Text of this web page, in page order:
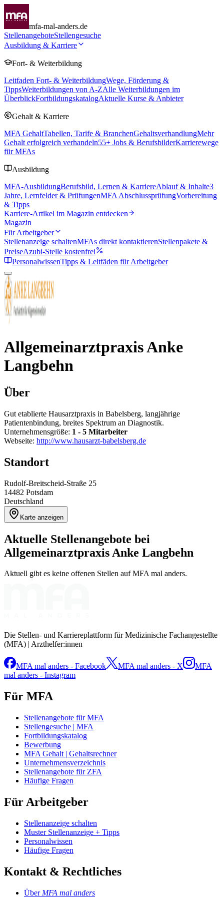
mfa-mal-anders.de
StellenangeboteStellengesuche
Ausbildung & Karriere
Fort- & Weiterbildung
Leitfaden Fort- & WeiterbildungWege, Förderung &
TippsWeiterbildungen von A-ZAlle Weiterbildungen im
ÜberblickFortbildungskatalogAktuelle Kurse & Anbieter
Gehalt & Karriere
MFA GehaltTabellen, Tarife & BranchenGehaltsverhandlungMehr
Gehalt erfolgreich verhandeln55+ Jobs & BerufsbilderKarrierewege
für MFAs
Ausbildung
MFA-AusbildungBerufsbild, Lernen & KarriereAblauf & Inhalte3
Jahre, Lernfelder & PrüfungenMFA AbschlussprüfungVorbereitung
& Tipps
Karriere-Artikel im Magazin entdecken
Magazin
Für Arbeitgeber
Stellenanzeige schaltenMFAs direkt kontaktierenStellenpakete &
PreiseAzubi-Stelle kostenfrei
PersonalwissenTipps & Leitfäden für Arbeitgeber
Allgemeinarztpraxis Anke
Langbehn
Über
Gut etablierte Hausarztpraxis in Babelsberg, langjährige
Patientenbindung, breites Spektrum an Diagnostik.
Unternehmensgröße: 1 - 5 Mitarbeiter
Webseite: http://www.hausarzt-babelsberg.de
Standort
Rudolf-Breitscheid-Straße 25
14482 Potsdam
Deutschland
Karte anzeigen
Aktuelle Stellenangebote bei
Allgemeinarztpraxis Anke Langbehn
Aktuell gibt es keine offenen Stellen auf MFA mal anders.
Die Stellen- und Karriereplattform für Medizinische Fachangestellte
(MFA) | Arzthelfer:innen
MFA mal anders - Facebook MFA mal anders - X
MFA
mal anders - Instagram
Für MFA
Stellenangebote für MFA
Stellengesuche | MFA
Fortbildungskatalog
Bewerbung
MFA Gehalt | Gehaltsrechner
Unternehmensverzeichnis
Stellenangebote für ZFA
Häufige Fragen
Für Arbeitgeber
Stellenanzeige schalten
Muster Stellenanzeige + Tipps
Personalwissen
Häufige Fragen
Kontakt & Rechtliches
Über MFA mal anders